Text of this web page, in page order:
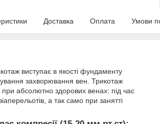
Доставка Оплата Умови
виступає в якості фундаменту
захворювання вен. Трикотаж
при абсолютно здорових венах: під час
а так само при занятті